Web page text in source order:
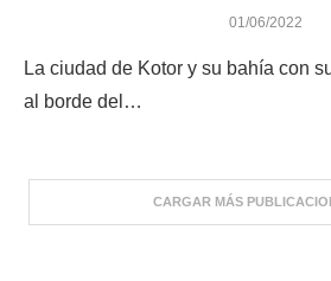
01/06/2022
La ciudad de Kotor y su bahía con
al borde del…
CARGAR MÁS